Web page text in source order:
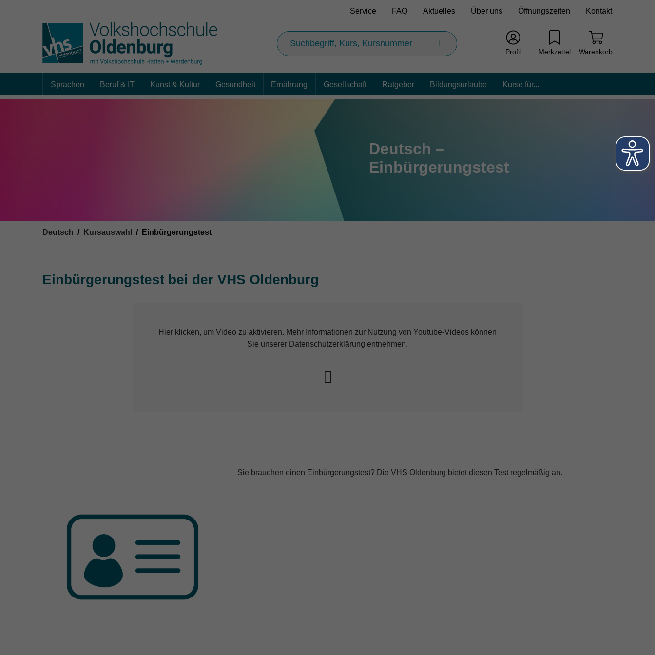
Service FAQ Aktuelles Über uns Öffnungszeiten Kontakt
Profil Merkzettel Warenkorb
Sprachen Beruf & IT Kunst & Kultur Gesundheit Ernährung Gesellschaft Ratgeber Bildungsurlaube Kurse für...
Deutsch –
Einbürgerungstest
Deutsch Kursauswahl Einbürgerungstest
Einbürgerungstest bei der VHS Oldenburg
Hier klicken, um Video zu aktivieren. Mehr Informationen zur Nutzung von Youtube-Videos können
Sie unserer Datenschutzerklärung entnehmen.
Sie brauchen einen Einbürgerungstest? Die VHS Oldenburg bietet diesen Test regelmäßig an.